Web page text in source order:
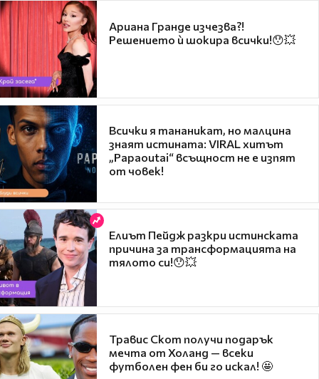
Ариана Гранде изчезва?!
Решението ѝ шокира всички!😯💥
Всички я тананикат, но малцина
знаят истината: VIRAL хитът
„Papaoutai“ всъщност не е изпят
от човек!
Елиът Пейдж разкри истинската
причина за трансформацията на
тялото си!😯💥
Травис Скот получи подарък
мечта от Холанд — всеки
футболен фен би го искал! 🤩